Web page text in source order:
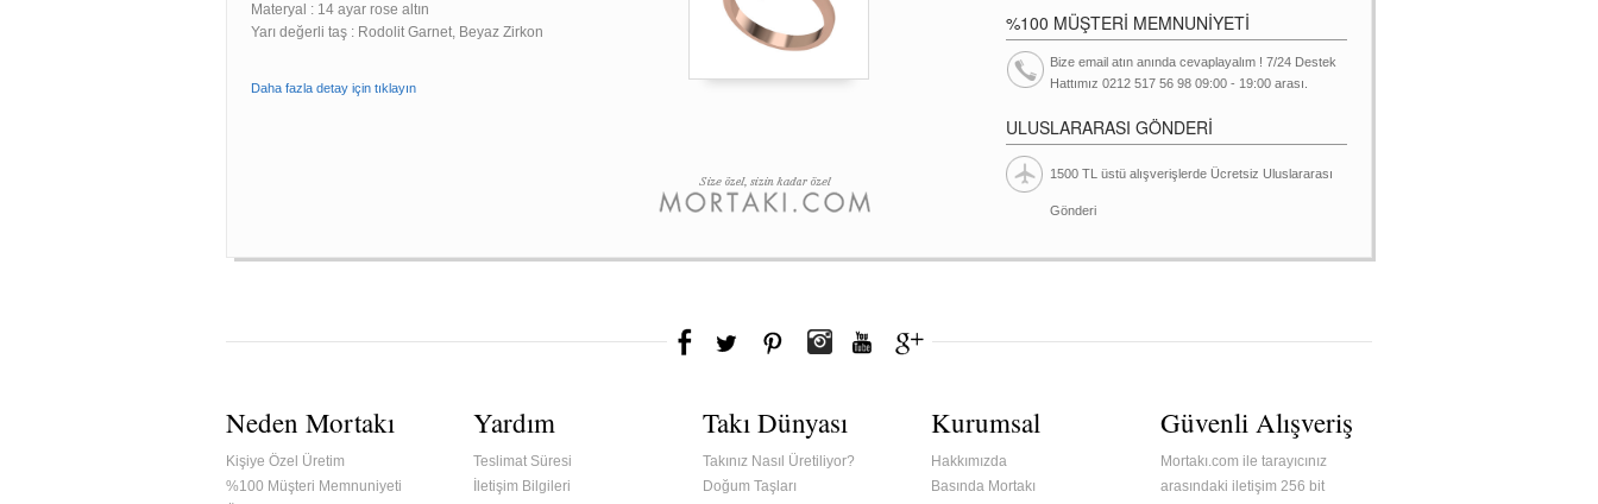
Materyal : 14 ayar rose altın
Yarı değerli taş : Rodolit Garnet, Beyaz Zirkon
Daha fazla detay için tıklayın
%100 MÜŞTERİ MEMNUNİYETİ
Bize email atın anında cevaplayalım ! 7/24 Destek
Hattımız 0212 517 56 98 09:00 - 19:00 arası.
ULUSLARARASI GÖNDERİ
1500 TL üstü alışverişlerde Ücretsiz Uluslararası
Gönderi
Neden Mortakı
Kişiye Özel Üretim
%100 Müşteri Memnuniyeti
Yardım
Teslimat Süresi
İletişim Bilgileri
Takı Dünyası
Takınız Nasıl Üretiliyor?
Doğum Taşları
Kurumsal
Hakkımızda
Basında Mortakı
Güvenli Alışveriş
Mortakı.com ile tarayıcınız
arasındaki iletişim 256 bit